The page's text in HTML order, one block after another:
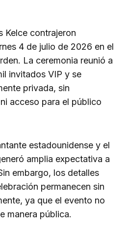
Kelce contrajeron
4 de julio de 2026 en el
La ceremonia reunió a
invitados VIP y se
privada, sin
acceso para el público
estadounidense y el
amplia expectativa a
embargo, los detalles
permanecen sin
ya que el evento no
manera pública.